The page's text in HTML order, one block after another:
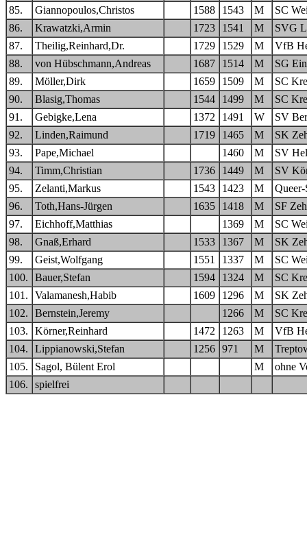
85.
Giannopoulos,Christos 1588 1543 M
SC
86.
Krawatzki,Armin 1723 1541 M
SVG
87.
Theilig,Reinhard,Dr. 1729 1529 M
VfB
88.
von Hübschmann,Andreas 1687 1514 M
SG
89.
Möller,Dirk 1659 1509 M
SC
90.
Blasig,Thomas 1544 1499 M
SC
91.
Gebigke,Lena 1372 1491 W
SV
92.
Linden,Raimund 1719 1465 M
SK
93.
Pape,Michael 1460 M
SV
94.
Timm,Christian 1736 1449 M
SV
95.
Zelanti,Markus 1543 1423 M
96.
Toth,Hans-Jürgen 1635 1418 M
SF
97.
Eichhoff,Matthias 1369 M
SC
98.
Gnaß,Erhard 1533 1367 M
SK
99.
Geist,Wolfgang 1551 1337 M
SC
100.
Bauer,Stefan 1594 1324 M
SC
101.
Valamanesh,Habib 1609 1296 M
SK
102.
Bernstein,Jeremy 1266 M
SC
103.
Körner,Reinhard 1472 1263 M
VfB
104.
Lippianowski,Stefan 1256 971 M
105.
Sagol, Bülent Erol M
ohne
106.
spielfrei